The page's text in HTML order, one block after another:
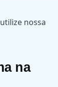
nossa
na